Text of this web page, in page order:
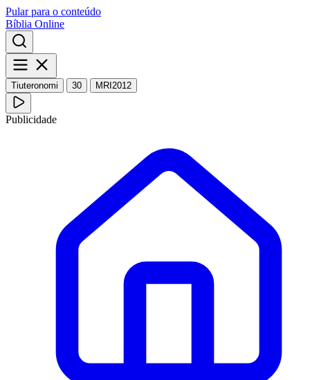
Pular para o conteúdo
Bíblia Online
Tiuteronomi 30 MRI2012
Publicidade